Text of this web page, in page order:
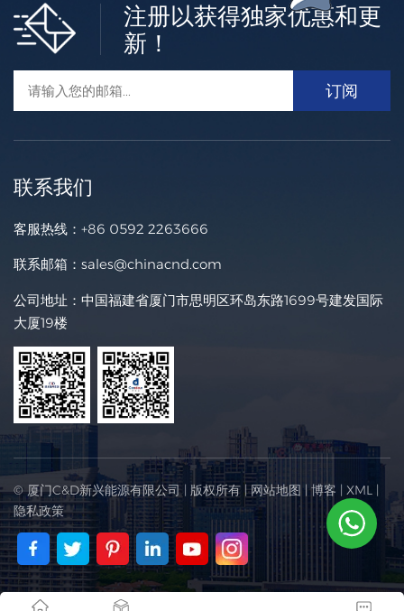
注册以获得独家优惠和更
新！
联系我们
客服热线： +86 0592 2263666
联系邮箱： sales@chinacnd.com
公司地址：中国福建省厦门市思明区环岛东路1699号建发国际
大厦19楼
© 厦门C&D新兴能源有限公司 | 版权所有 |网站地图 | 博客 | XML |
隐私政策